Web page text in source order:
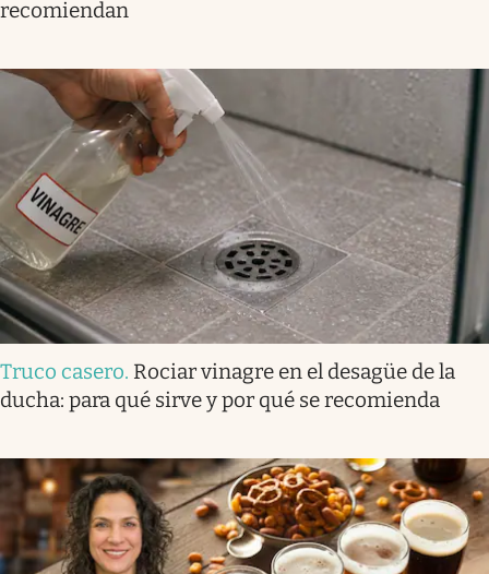
recomiendan
Truco casero. Rociar vinagre en el desagüe de la
ducha: para qué sirve y por qué se recomienda